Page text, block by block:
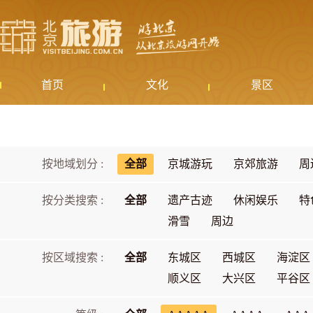
首页 文化 景区
按地域划分 : 全部 京城游玩 京郊旅游 周
按分类搜索 : 全部 遗产古迹 休闲娱乐
特
滑雪
周边
按区域搜索 : 全部 东城区 西城区
海淀区
顺义区
大兴区 平谷区